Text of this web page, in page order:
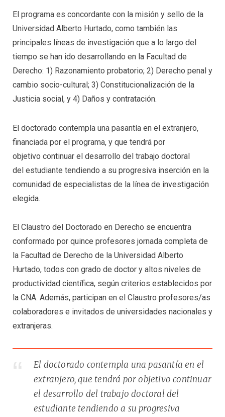
El programa es concordante con la misión y sello de la
Universidad Alberto Hurtado, como también las
principales líneas de investigación que a lo largo del
tiempo se han ido desarrollando en la Facultad de
Derecho: 1) Razonamiento probatorio; 2) Derecho penal y
cambio socio-cultural; 3) Constitucionalización de la
Justicia social, y 4) Daños y contratación.
El doctorado contempla una pasantía en el extranjero,
financiada por el programa, y que tendrá por
objetivo continuar el desarrollo del trabajo doctoral
del estudiante tendiendo a su progresiva inserción en la
comunidad de especialistas de la línea de investigación
elegida.
El Claustro del Doctorado en Derecho se encuentra
conformado por quince profesores jornada completa de
la Facultad de Derecho de la Universidad Alberto
Hurtado, todos con grado de doctor y altos niveles de
productividad científica, según criterios establecidos por
la CNA. Además, participan en el Claustro profesores/as
colaboradores e invitados de universidades nacionales y
extranjeras.
El doctorado contempla una pasantía en el
extranjero, que tendrá por objetivo continuar
el desarrollo del trabajo doctoral del
estudiante tendiendo a su progresiva